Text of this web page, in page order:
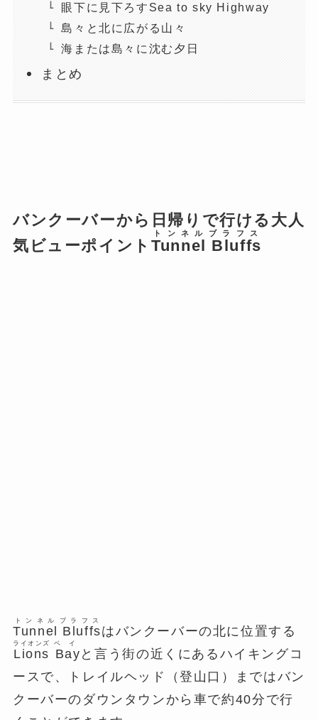
眼下に見下ろすSea to sky Highway
島々と北に広がる山々
海または島々に沈む夕日
まとめ
バンクーバーから日帰りで行ける大人
気ビューポイント Tunnel
トンネル
Bluffs
ブラフス
Tunnel
トンネル
Bluffs
ブラフス
はバンクーバーの北に位置する
Lions
ライオンズ
Bay
ベイ
と言う街の近くにあるハイキングコ
ースで、トレイルヘッド（登山口）まではバン
クーバーのダウンタウンから車で約40分で行